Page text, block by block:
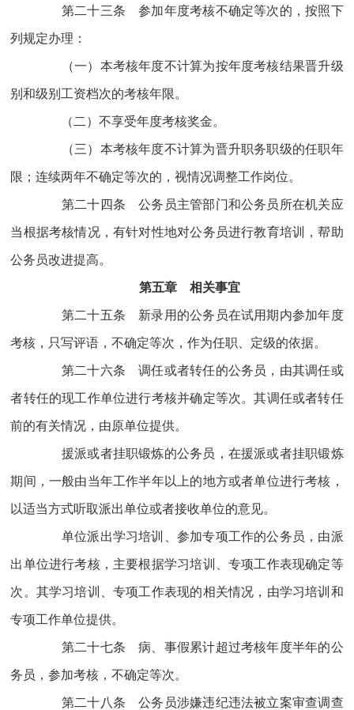
第二十三条 参加年度考核不确定等次的，按照下
列规定办理：
（一）本考核年度不计算为按年度考核结果晋升级
别和级别工资档次的考核年限。
（二）不享受年度考核奖金。
（三）本考核年度不计算为晋升职务职级的任职年
限；连续两年不确定等次的，视情况调整工作岗位。
第二十四条 公务员主管部门和公务员所在机关应
当根据考核情况，有针对性地对公务员进行教育培训，帮助
公务员改进提高。
第五章 相关事宜
第二十五条 新录用的公务员在试用期内参加年度
考核，只写评语，不确定等次，作为任职、定级的依据。
第二十六条 调任或者转任的公务员，由其调任或
者转任的现工作单位进行考核并确定等次。其调任或者转任
前的有关情况，由原单位提供。
援派或者挂职锻炼的公务员，在援派或者挂职锻炼
期间，一般由当年工作半年以上的地方或者单位进行考核，
以适当方式听取派出单位或者接收单位的意见。
单位派出学习培训、参加专项工作的公务员，由派
出单位进行考核，主要根据学习培训、专项工作表现确定等
次。其学习培训、专项工作表现的相关情况，由学习培训和
专项工作单位提供。
第二十七条 病、事假累计超过考核年度半年的公
务员，参加考核，不确定等次。
第二十八条 公务员涉嫌违纪违法被立案审查调查